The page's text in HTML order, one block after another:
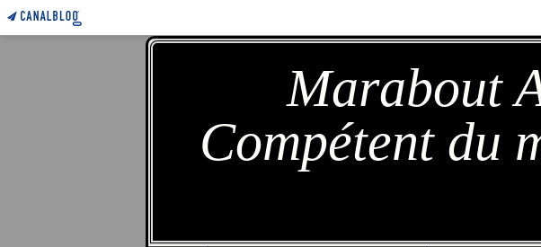
Marabout
Compétent du